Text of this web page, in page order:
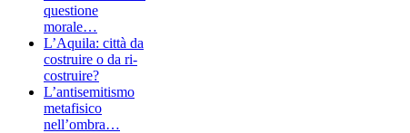
questione
morale…
L’Aquila: città da
costruire o da ri-
costruire?
L’antisemitismo
metafisico
nell’ombra…